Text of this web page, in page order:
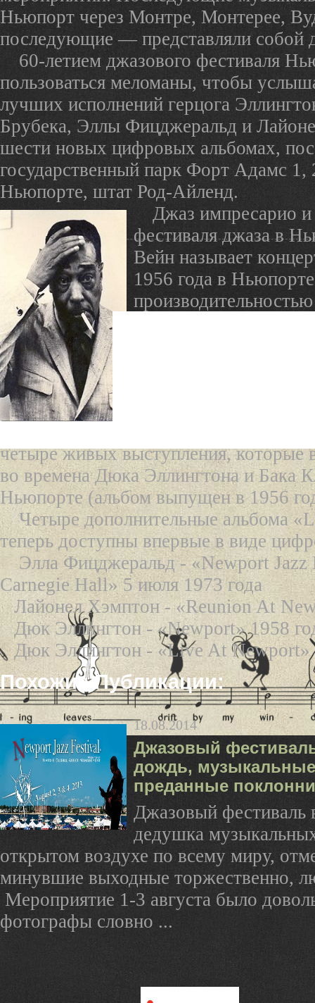
Ньюпорт через Монтре, Монтерее,
последующие — представляли собой
60-летием джазового фестиваля
пользоваться меломаны, чтобы
лучших исполнений герцога
Брубека, Эллы Фицджеральд и
шести новых цифровых альбомах,
государственный парк Форт Адамс 1,
Ньюпорте, штат Род-Айленд.
Джаз импресарио и
фестиваля джаза в
Вейн называет
1956 года в
четыре живых выступления, которые
во времена Дюка Эллингтона и Бака
Ньюпорте (альбом выпущен в 1956
Четыре дополнительные альбома
теперь доступны впервые в виде
Элла Фицджеральд - «Newport
Carnegie Hall» 5 июля 1973 года
Лайонел Хэмптон - «Reunion At
Дюк Эллингтон - «Newport» 1958
Дюк Эллингтон - «Live At Newport»
Похожие Публикации:
18.08.2014
Джазовый
дождь,
преданные
Джазовый фестиваль
дедушка
открытом воздухе по всему миру,
минувшие выходные торжественно,
Мероприятие 1-3 августа было
фотографы словно ...